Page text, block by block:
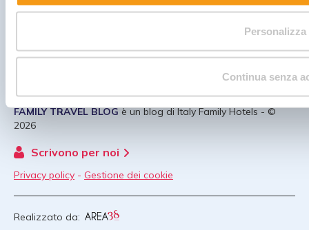
Personalizza
Continua senza
FAMILY TRAVEL BLOGè un blog diItaly Family Hotels- ©
2026
Scrivono per noi
Privacy policy - Gestione dei cookie
Realizzato da: